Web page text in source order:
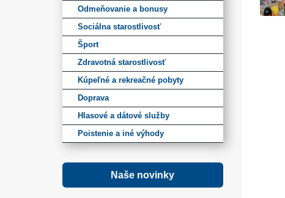
Odmeňovanie a bonusy
Sociálna starostlivosť
Šport
Zdravotná starostlivosť
Kúpeľné a rekreačné pobyty
Doprava
Hlasové a dátové služby
Poistenie a iné výhody
Naše novinky